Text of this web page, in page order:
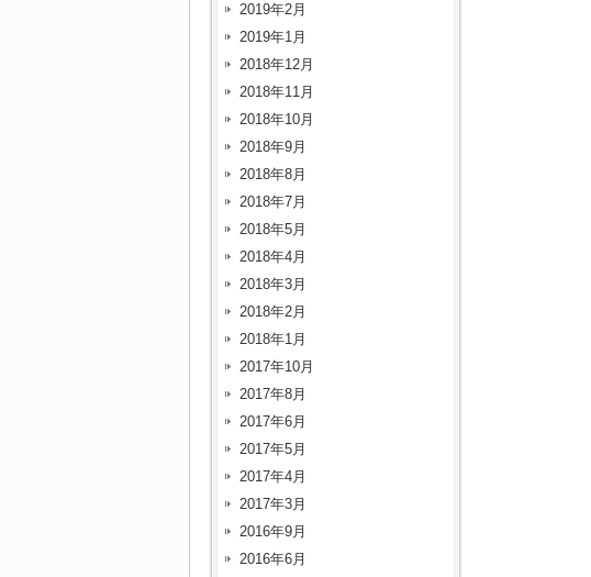
2019年2月
2019年1月
2018年12月
2018年11月
2018年10月
2018年9月
2018年8月
2018年7月
2018年5月
2018年4月
2018年3月
2018年2月
2018年1月
2017年10月
2017年8月
2017年6月
2017年5月
2017年4月
2017年3月
2016年9月
2016年6月